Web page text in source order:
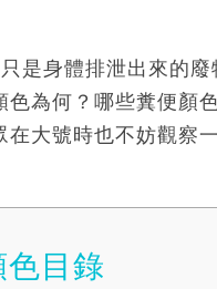
是身體排泄出來的
為何？哪些糞便顏
大號時也不妨觀察
色目錄